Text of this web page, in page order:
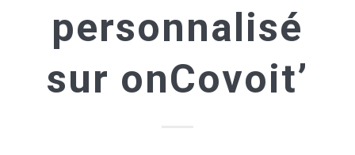
personnalisé
sur onCovoit’